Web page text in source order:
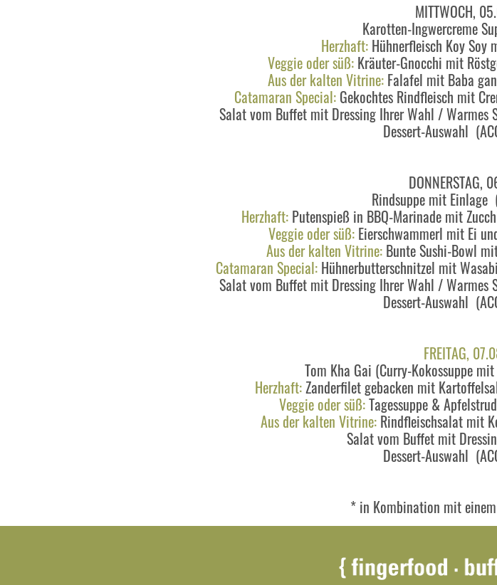
MITTWOCH,
Karotten-Ingwercreme
Herzhaft:Hühnerfleisch Koy
Veggie oder süß: Kräuter-Gnocchi mit
Aus der kalten Vitrine:Falafel mit Baba
Catamaran Special:Gekochtes Rindfleisch mit
Salat vom Buffet mit Dressing Ihrer Wahl /
Dessert-Auswahl
DONNERSTAG,
Rindsuppe mit
Herzhaft: Putenspieß in BBQ-Marinade mit
Veggie oder süß:Eierschwammerl mit Ei
Aus der kalten Vitrine:Bunte Sushi-Bowl
Catamaran Special:Hühnerbutterschnitzel mit
Salat vom Buffet mit Dressing Ihrer Wahl /
Dessert-Auswahl
FREITAG,
Tom Kha Gai (Curry-Kokossuppe
Herzhaft:Zanderfilet gebacken mit
Veggie oder süß:Tagessuppe &
Aus der kalten Vitrine:Rindfleischsalat mit
Salat vom Buffet mit
Dessert-Auswahl
* in Kombination mit